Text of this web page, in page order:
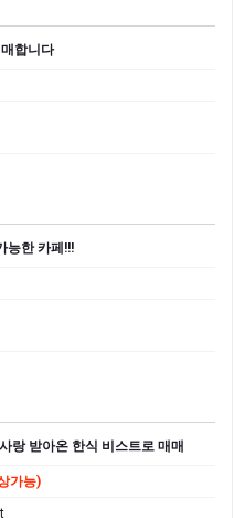
합니다
능한 카페!!!
랑 받아온 한식 비스트로 매매
가능)